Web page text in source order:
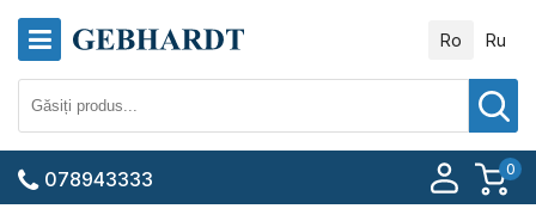
Ro Ru
0
078943333